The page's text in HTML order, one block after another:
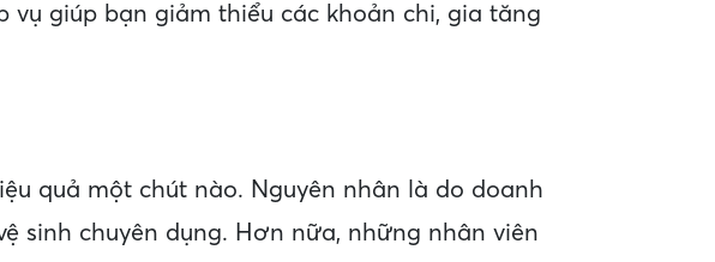
giúp bạn giảm thiểu các khoản chi, gia tăng
quả một chút nào. Nguyên nhân là do doanh
sinh chuyên dụng. Hơn nữa, những nhân viên